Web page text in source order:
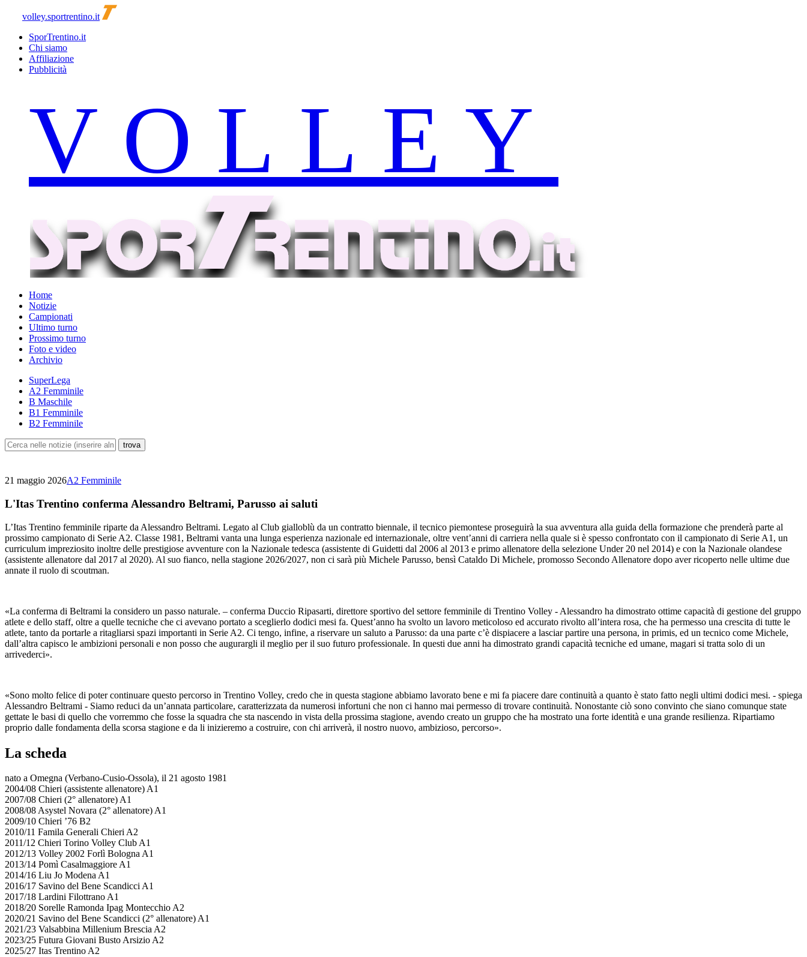
volley.sportrentino.it
SporTrentino.it
Chi siamo
Affiliazione
Pubblicità
Home
Notizie
Campionati
Ultimo turno
Prossimo turno
Foto e video
Archivio
SuperLega
A2 Femminile
B Maschile
B1 Femminile
B2 Femminile
21 maggio 2026A2 Femminile
L'Itas Trentino conferma Alessandro Beltrami, Parusso ai saluti
L’Itas Trentino femminile riparte da Alessandro Beltrami. Legato al Club gialloblù da un contratto biennale, il tecnico piemontese proseguirà la sua avventura alla guida della formazione che prenderà parte al
prossimo campionato di Serie A2. Classe 1981, Beltrami vanta una lunga esperienza nazionale ed internazionale, oltre vent’anni di carriera nella quale si è spesso confrontato con il campionato di Serie A1, un
curriculum impreziosito inoltre delle prestigiose avventure con la Nazionale tedesca (assistente di Guidetti dal 2006 al 2013 e primo allenatore della selezione Under 20 nel 2014) e con la Nazionale olandese
(assistente allenatore dal 2017 al 2020). Al suo fianco, nella stagione 2026/2027, non ci sarà più Michele Parusso, bensì Cataldo Di Michele, promosso Secondo Allenatore dopo aver ricoperto nelle ultime due
annate il ruolo di scoutman.
«La conferma di Beltrami la considero un passo naturale. – conferma Duccio Ripasarti, direttore sportivo del settore femminile di Trentino Volley - Alessandro ha dimostrato ottime capacità di gestione del gruppo
atlete e dello staff, oltre a quelle tecniche che ci avevano portato a sceglierlo dodici mesi fa. Quest’anno ha svolto un lavoro meticoloso ed accurato rivolto all’intera rosa, che ha permesso una crescita di tutte le
atlete, tanto da portarle a ritagliarsi spazi importanti in Serie A2. Ci tengo, infine, a riservare un saluto a Parusso: da una parte c’è dispiacere a lasciar partire una persona, in primis, ed un tecnico come Michele,
dall’altra capisco le ambizioni personali e non posso che augurargli il meglio per il suo futuro professionale. In questi due anni ha dimostrato grandi capacità tecniche ed umane, magari si tratta solo di un
arrivederci».
«Sono molto felice di poter continuare questo percorso in Trentino Volley, credo che in questa stagione abbiamo lavorato bene e mi fa piacere dare continuità a quanto è stato fatto negli ultimi dodici mesi. - spiega
Alessandro Beltrami - Siamo reduci da un’annata particolare, caratterizzata da numerosi infortuni che non ci hanno mai permesso di trovare continuità. Nonostante ciò sono convinto che siano comunque state
gettate le basi di quello che vorremmo che fosse la squadra che sta nascendo in vista della prossima stagione, avendo creato un gruppo che ha mostrato una forte identità e una grande resilienza. Ripartiamo
proprio dalle fondamenta della scorsa stagione e da li inizieremo a costruire, con chi arriverà, il nostro nuovo, ambizioso, percorso».
La scheda
nato a Omegna (Verbano-Cusio-Ossola), il 21 agosto 1981
2004/08 Chieri (assistente allenatore) A1
2007/08 Chieri (2° allenatore) A1
2008/08 Asystel Novara (2° allenatore) A1
2009/10 Chieri ’76 B2
2010/11 Famila Generali Chieri A2
2011/12 Chieri Torino Volley Club A1
2012/13 Volley 2002 Forlì Bologna A1
2013/14 Pomì Casalmaggiore A1
2014/16 Liu Jo Modena A1
2016/17 Savino del Bene Scandicci A1
2017/18 Lardini Filottrano A1
2018/20 Sorelle Ramonda Ipag Montecchio A2
2020/21 Savino del Bene Scandicci (2° allenatore) A1
2021/23 Valsabbina Millenium Brescia A2
2023/25 Futura Giovani Busto Arsizio A2
2025/27 Itas Trentino A2